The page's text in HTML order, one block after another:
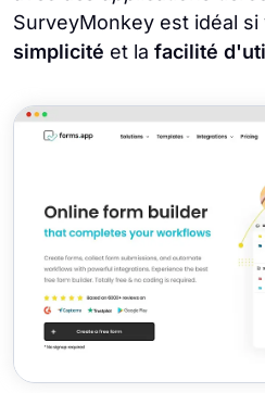
SurveyMonkey est idéal
simplicité et la facilité